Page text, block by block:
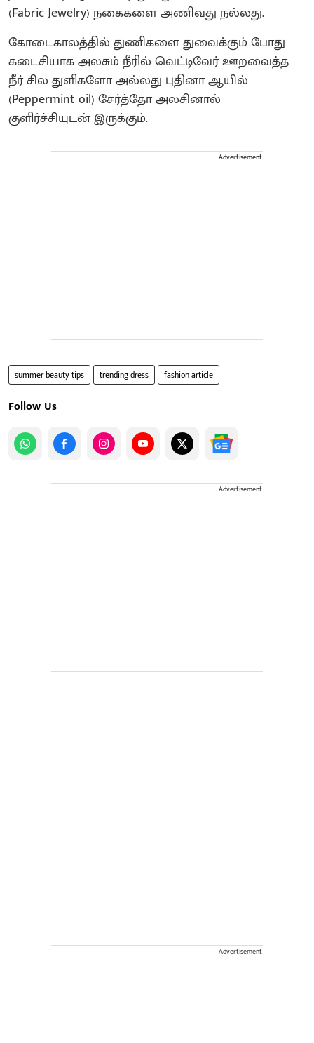
(Fabric Jewelry) நகைகளை அணிவது நல்லது.
கோடைகாலத்தில் துணிகளை துவைக்கும் போது
கடைசியாக அலசும் நீரில் வெட்டிவேர் ஊறவைத்த
நீர் சில துளிகளோ அல்லது புதினா ஆயில்
(Peppermint oil) சேர்த்தோ அலசினால்
குளிர்ச்சியுடன் இருக்கும்.
Advertisement
summer beauty tips trending dress fashion article
Follow Us
Advertisement
Advertisement